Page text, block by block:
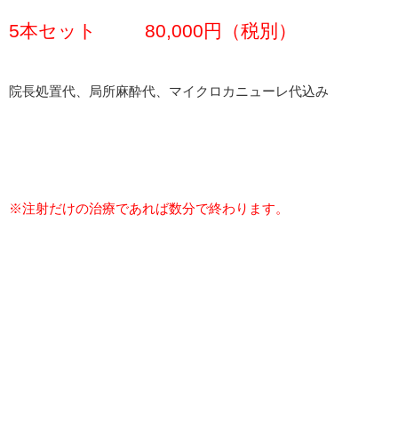
5本セット 80,000円（税別）
院長処置代、局所麻酔代、マイクロカニューレ代込み
※注射だけの治療であれば数分で終わります。